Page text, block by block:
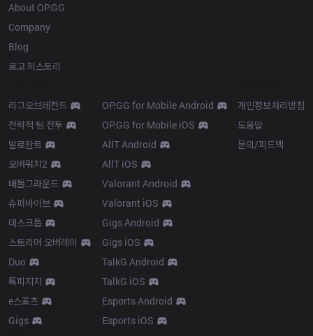
About OP.GG
Company
Blog
로고 히스토리
리그오브레전드
전략적 팀 전투
발로란트
오버워치2
배틀그라운드
슈퍼바이브
데스크톱
스트리머 오버레이
Duo
톡피지지
e스포츠
Gigs
OP.GG for Mobile Android
OP.GG for Mobile iOS
AllT Android
AllT iOS
Valorant Android
Valorant iOS
Gigs Android
Gigs iOS
TalkG Android
TalkG iOS
Esports Android
Esports iOS
개인정보처리방침
도움말
문의/피드백